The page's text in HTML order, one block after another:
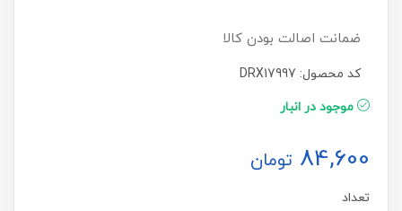
ضمانت اصالت بودن کالا
کد محصول: DRX17997
موجود در انبار
84,600 تومان
تعداد